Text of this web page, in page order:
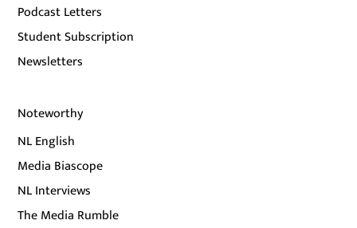
Podcast Letters
Student Subscription
Newsletters
Noteworthy
NL English
Media Biascope
NL Interviews
The Media Rumble